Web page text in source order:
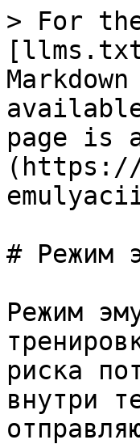
> For
page is
(https://
# Режим
Режим
риска
внутри